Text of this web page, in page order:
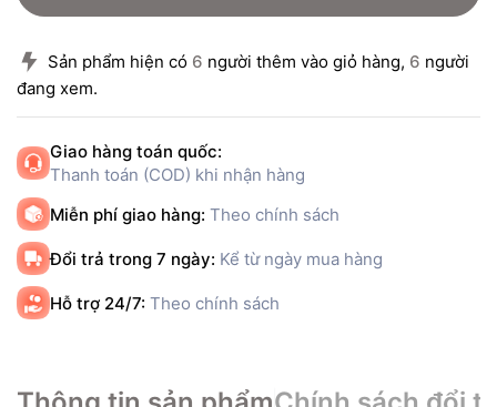
Sản phẩm hiện có 6 người thêm vào giỏ hàng, 6 người
đang xem.
Giao hàng toán quốc:
Thanh toán (COD) khi nhận hàng
Miễn phí giao hàng: Theo chính sách
Đổi trả trong 7 ngày: Kể từ ngày mua hàng
Hỗ trợ 24/7: Theo chính sách